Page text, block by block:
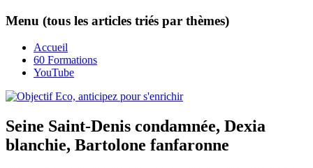
Menu (tous les articles triés par thèmes)
Accueil
60 Formations
YouTube
Seine Saint-Denis condamnée, Dexia
blanchie, Bartolone fanfaronne